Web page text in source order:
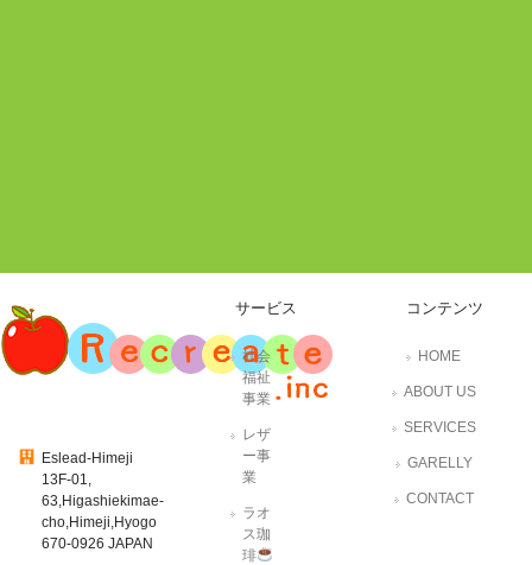
Eslead-Himeji
13F-01,
63,Higashiekimae-
cho,Himeji,Hyogo
670-0926 JAPAN
サービス
社会
福祉
事業
レザ
ー事
業
ラオ
ス珈
琲
コンテンツ
HOME
ABOUT US
SERVICES
GARELLY
CONTACT